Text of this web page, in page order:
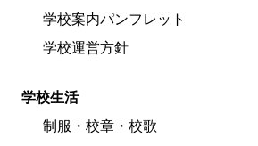
学校案内パンフレット
学校運営方針
学校生活
制服・校章・校歌